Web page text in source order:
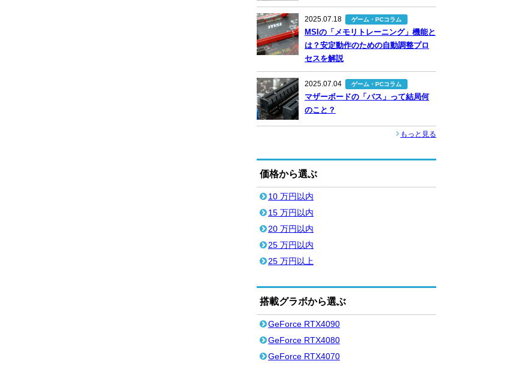
2025.07.18 ゲーム・PCコラム
MSIの「メモリトレーニング」機能と
は？安定動作のための自動調整プロ
セスを解説
2025.07.04 ゲーム・PCコラム
マザーボードの「バス」って結局何
のこと？
もっと見る
価格から選ぶ
10 万円以内
15 万円以内
20 万円以内
25 万円以内
25 万円以上
搭載グラボから選ぶ
GeForce RTX4090
GeForce RTX4080
GeForce RTX4070